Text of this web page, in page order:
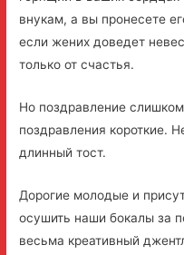
внукам, а вы пронесете
если жених доведет
только от счастья.
Но поздравление
поздравления короткие.
длинный тост.
Дорогие молодые и
осушить наши бокалы за
весьма креативный